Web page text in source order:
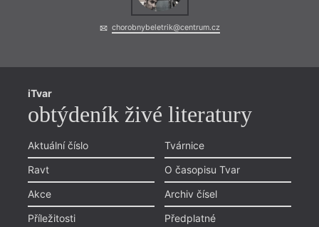
chorobnybeletrik@centrum.cz
iTvar
obtýdeník živé literatury
Aktuální číslo
Ravt
Akce
Příležitosti
Tvárnice
O časopisu Tvar
Archiv čísel
Předplatné